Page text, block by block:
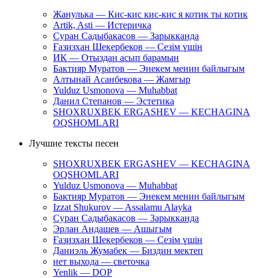
Жанулька — Кис-кис кис-кис я котик ты котик
Artik, Asti — Истеричка
Суран Садыбакасов — Зарыкканда
Ғазизхан Шекербеков — Сезім үшін
ИК — Отыздан асып барамын
Бактияр Муратов — Энекем менин байлыгым
Алтынай Асанбекова — Жамгыр
Yulduz Usmonova — Muhabbat
Данил Степанов — Эстетика
SHOXRUXBEK ERGASHEV — KECHAGINA
OQSHOMLARI
Лучшие тексты песен
SHOXRUXBEK ERGASHEV — KECHAGINA
OQSHOMLARI
Yulduz Usmonova — Muhabbat
Бактияр Муратов — Энекем менин байлыгым
Izzat Shukurov — Assalamu Alayka
Суран Садыбакасов — Зарыкканда
Эрлан Андашев — Ашыгым
Ғазизхан Шекербеков — Сезім үшін
Даниэль Жумабек — Биздин мектеп
нет выхода — светочка
Yenlik — DOP